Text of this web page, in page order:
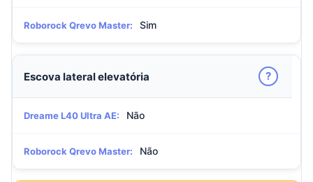
Roborock Qrevo Master: Sim
Escova lateral elevatória ?
Dreame L40 Ultra AE: Não
Roborock Qrevo Master: Não